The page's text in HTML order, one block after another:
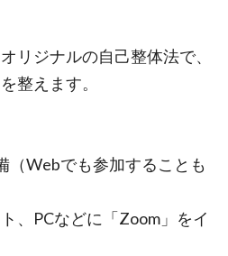
リジナルの自己整体法で、
整えます。
（Webでも参加することも
PCなどに「Zoom」をイ